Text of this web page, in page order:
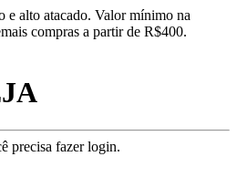
e alto atacado. Valor mínimo na
compras a partir de R$400.
precisa fazer login.